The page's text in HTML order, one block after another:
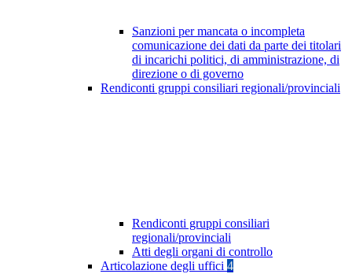
Sanzioni per mancata o incompleta
comunicazione dei dati da parte dei titolari
di incarichi politici, di amministrazione, di
direzione o di governo
Rendiconti gruppi consiliari regionali/provinciali
Rendiconti gruppi consiliari
regionali/provinciali
Atti degli organi di controllo
Articolazione degli uffici 4